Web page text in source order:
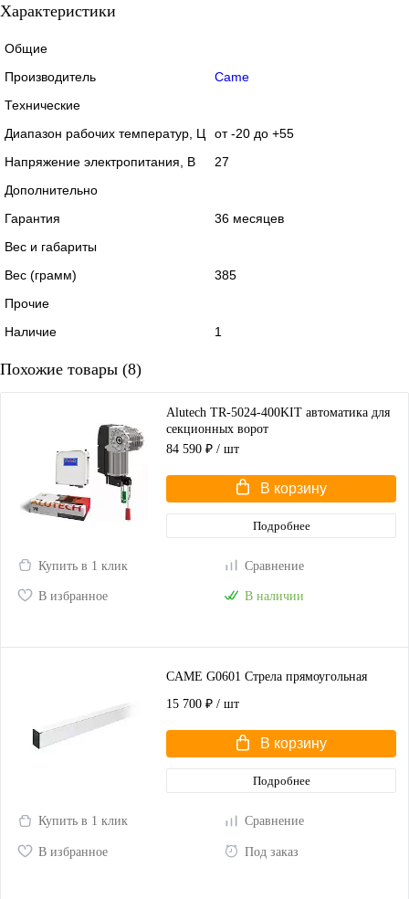
Характеристики
Общие
Производитель
Came
Технические
Диапазон рабочих температур, Ц
от -20 до +55
Напряжение электропитания, В
27
Дополнительно
Гарантия
36 месяцев
Вес и габариты
Вес (грамм)
385
Прочие
Наличие
1
Похожие товары (8)
Alutech TR-5024-400KIT автоматика для
секционных ворот
84 590 ₽ / шт
В корзину
Подробнее
Купить в 1 клик Сравнение
В избранное В наличии
CAME G0601 Стрела прямоугольная
15 700 ₽ / шт
В корзину
Подробнее
Купить в 1 клик Сравнение
В избранное Под заказ